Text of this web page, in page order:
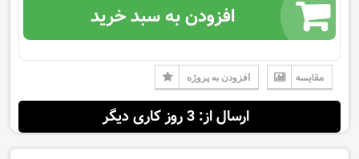
افزودن به سبد خرید
مقایسه افزودن به پروژه
ارسال از: 3 روز کاری دیگر